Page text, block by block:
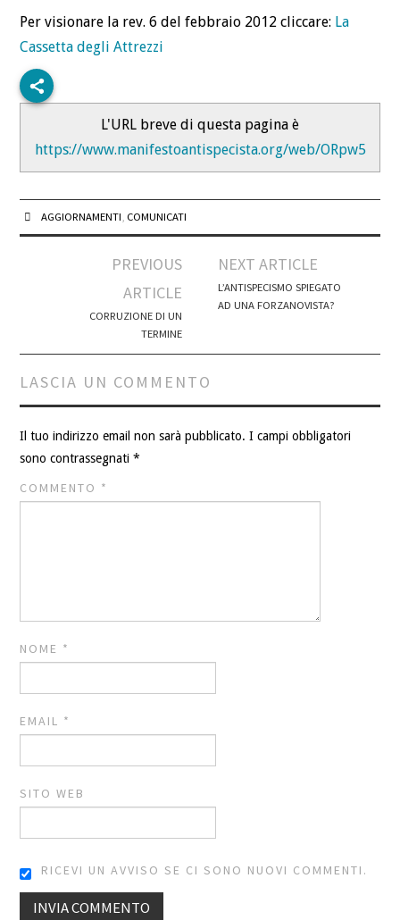
Per visionare la rev. 6 del febbraio 2012 cliccare: La
Cassetta degli Attrezzi
L'URL breve di questa pagina è
https://www.manifestoantispecista.org/web/ORpw5
AGGIORNAMENTI, COMUNICATI
PREVIOUS
ARTICLE
CORRUZIONE DI UN
TERMINE
NEXT ARTICLE
L’ANTISPECISMO SPIEGATO
AD UNA FORZANOVISTA?
LASCIA UN COMMENTO
Il tuo indirizzo email non sarà pubblicato. I campi obbligatori
sono contrassegnati*
COMMENTO *
NOME *
EMAIL *
SITO WEB
RICEVI UN AVVISO SE CI SONO NUOVI COMMENTI.